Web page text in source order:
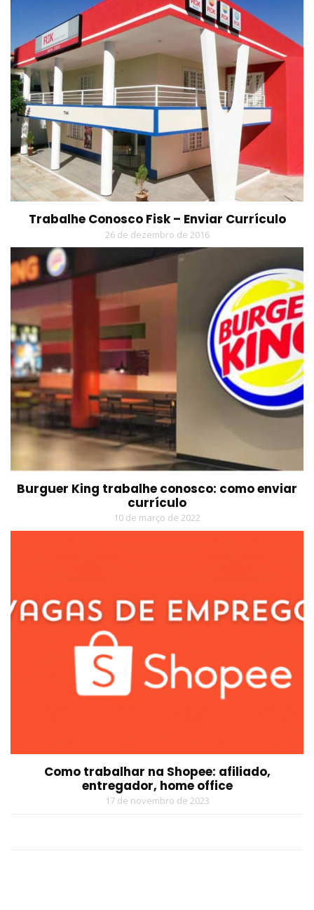
Trabalhe Conosco Fisk – Enviar Currículo
26 de dezembro de 2016
Burguer King trabalhe conosco: como enviar
currículo
10 de março de 2022
Como trabalhar na Shopee: afiliado,
entregador, home office
17 de novembro de 2023